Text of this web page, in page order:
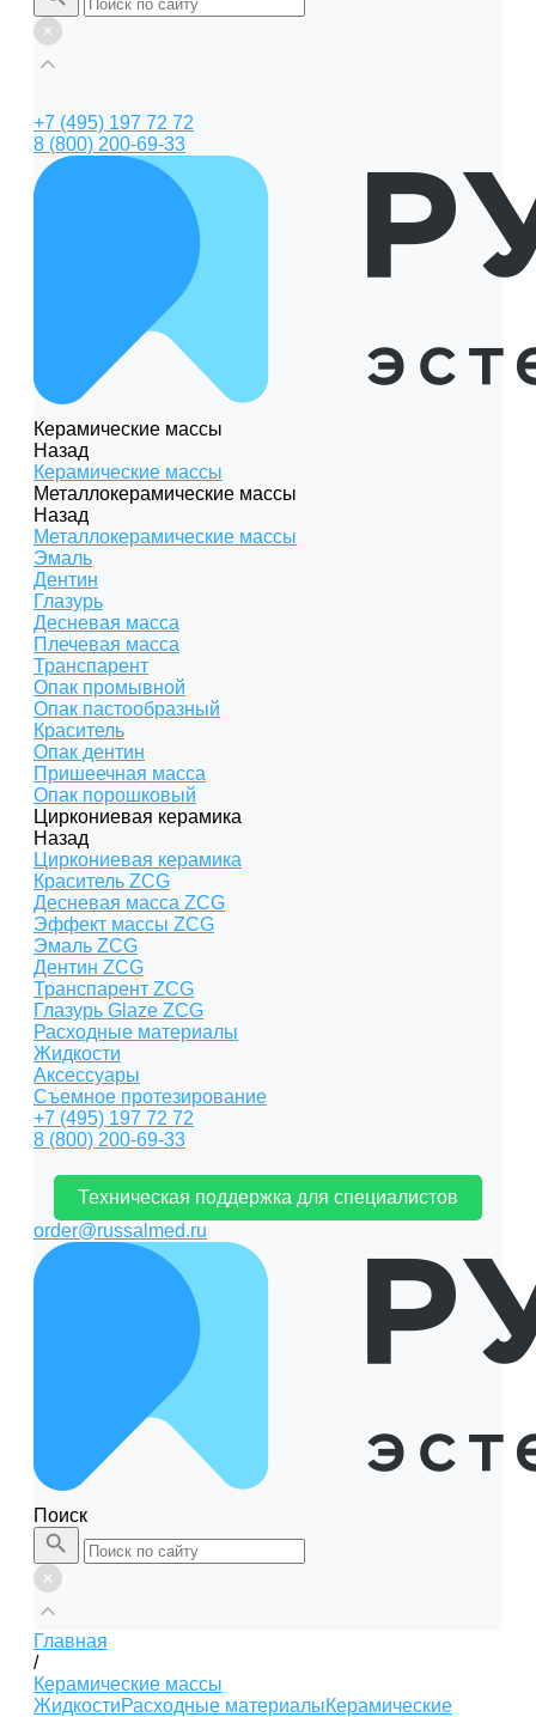
+7 (495) 197 72 72
8 (800) 200-69-33
Керамические массы
Назад
Керамические массы
Металлокерамические массы
Назад
Металлокерамические массы
Эмаль
Дентин
Глазурь
Десневая масса
Плечевая масса
Транспарент
Опак промывной
Опак пастообразный
Краситель
Опак дентин
Пришеечная масса
Опак порошковый
Циркониевая керамика
Назад
Циркониевая керамика
Краситель ZCG
Десневая масса ZCG
Эффект массы ZCG
Эмаль ZCG
Дентин ZCG
Транспарент ZCG
Глазурь Glaze ZCG
Расходные материалы
Жидкости
Аксессуары
Съемное протезирование
+7 (495) 197 72 72
8 (800) 200-69-33
Техническая поддержка для специалистов
order@russalmed.ru
Поиск
Главная
/
Керамические массы
ЖидкостиРасходные материалыКерамические